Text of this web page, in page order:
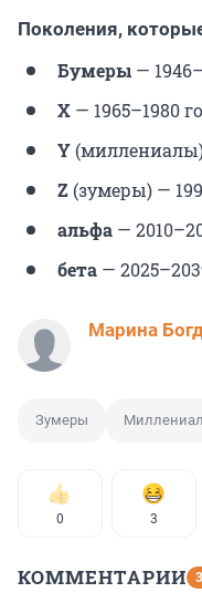
Поколения,
Бумеры —
X — 1965–1980
Y (миллениалы)
Z (зумеры) —
альфа —
бета —
Марина
Зумеры
0 3
КОММЕНТАРИИ 3